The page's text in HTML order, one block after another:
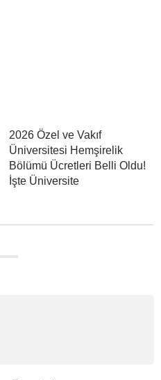
2026 Özel ve Vakıf
Üniversitesi Hemşirelik
Bölümü Ücretleri Belli Oldu!
İşte Üniversite